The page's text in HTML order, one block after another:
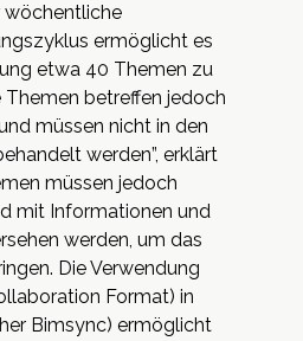
wöchentliche
ermöglicht es
etwa 40 Themen zu
Themen betreffen jedoch
müssen nicht in den
werden”, erklärt
müssen jedoch
mit Informationen und
werden, um das
Die Verwendung
Format) in
Bimsync) ermöglicht